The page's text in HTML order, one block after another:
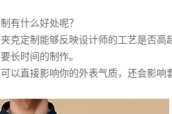
有什么好处呢？
定制能够反映设计师的工艺是否高
长时间的制作。
直接影响你的外表气质，还会影响